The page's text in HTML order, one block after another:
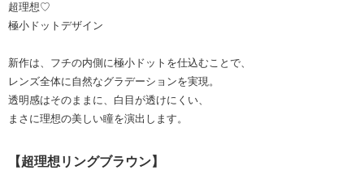
超理想♡
極小ドットデザイン
新作は、フチの内側に極小ドットを仕込むことで、
レンズ全体に自然なグラデーションを実現。
透明感はそのままに、白目が透けにくい、
まさに理想の美しい瞳を演出します。
【超理想リングブラウン】